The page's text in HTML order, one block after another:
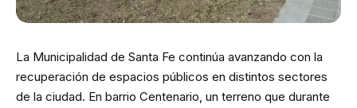
La Municipalidad de Santa Fe continúa avanzando con la
recuperación de espacios públicos en distintos sectores
de la ciudad. En barrio Centenario, un terreno que durante